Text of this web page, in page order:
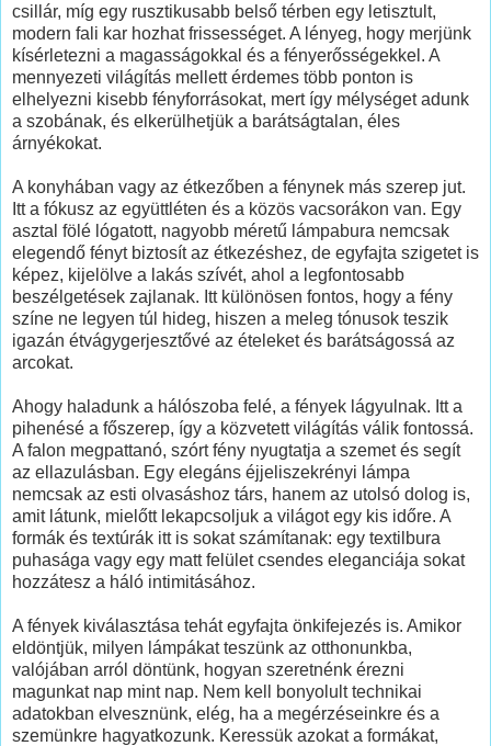
csillár, míg egy rusztikusabb belső térben egy letisztult,
modern fali kar hozhat frissességet. A lényeg, hogy merjünk
kísérletezni a magasságokkal és a fényerősségekkel. A
mennyezeti világítás mellett érdemes több ponton is
elhelyezni kisebb fényforrásokat, mert így mélységet adunk
a szobának, és elkerülhetjük a barátságtalan, éles
árnyékokat.
A konyhában vagy az étkezőben a fénynek más szerep jut.
Itt a fókusz az együttléten és a közös vacsorákon van. Egy
asztal fölé lógatott, nagyobb méretű lámpabura nemcsak
elegendő fényt biztosít az étkezéshez, de egyfajta szigetet is
képez, kijelölve a lakás szívét, ahol a legfontosabb
beszélgetések zajlanak. Itt különösen fontos, hogy a fény
színe ne legyen túl hideg, hiszen a meleg tónusok teszik
igazán étvágygerjesztővé az ételeket és barátságossá az
arcokat.
Ahogy haladunk a hálószoba felé, a fények lágyulnak. Itt a
pihenésé a főszerep, így a közvetett világítás válik fontossá.
A falon megpattanó, szórt fény nyugtatja a szemet és segít
az ellazulásban. Egy elegáns éjjeliszekrényi lámpa
nemcsak az esti olvasáshoz társ, hanem az utolsó dolog is,
amit látunk, mielőtt lekapcsoljuk a világot egy kis időre. A
formák és textúrák itt is sokat számítanak: egy textilbura
puhasága vagy egy matt felület csendes eleganciája sokat
hozzátesz a háló intimitásához.
A fények kiválasztása tehát egyfajta önkifejezés is. Amikor
eldöntjük, milyen lámpákat teszünk az otthonunkba,
valójában arról döntünk, hogyan szeretnénk érezni
magunkat nap mint nap. Nem kell bonyolult technikai
adatokban elvesznünk, elég, ha a megérzéseinkre és a
szemünkre hagyatkozunk. Keressük azokat a formákat,